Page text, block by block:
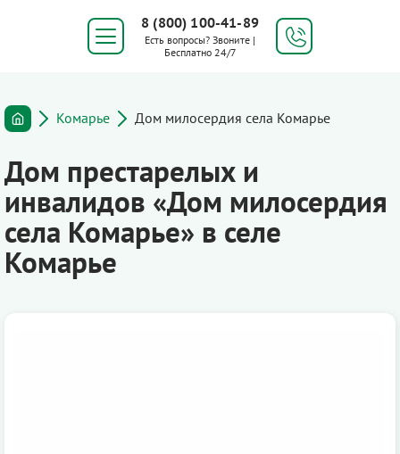
8 (800) 100-41-89
Есть вопросы? Звоните |
Бесплатно 24/7
Комарье Дом милосердия села Комарье
Дом престарелых и
инвалидов «Дом милосердия
села Комарье» в селе
Комарье